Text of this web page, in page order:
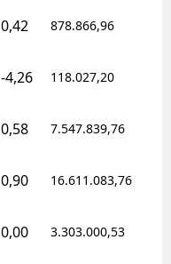
0,42 878.866,96
-4,26 118.027,20
0,58 7.547.839,76
0,90 16.611.083,76
0,00 3.303.000,53